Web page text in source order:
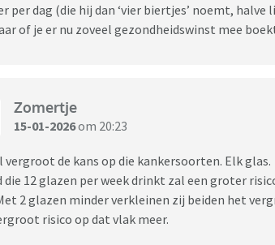
per dag (die hij dan ‘vier biertjes’ noemt,
of je er nu zoveel gezondheidswinst mee
Zomertje
15-01-2026om 20:23
vergroot de kans op die kankersoorten. Elk glas.
die 12 glazen per week drinkt zal een groter
2 glazen minder verkleinen zij beiden het
risico op dat vlak meer.